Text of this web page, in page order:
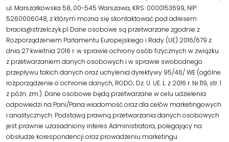
ul. Marszałkowska 58, 00-545 Warszawa, KRS: 0000153699, NIP:
5260006048, z którym można się skontaktować pod adresem
bracia@strzelczyk.pl Dane osobowe są przetwarzane zgodnie z
Rozporządzeniem Parlamentu Europejskiego i Rady (UE) 2016/679 z
dnia 27 kwietnia 2016 r. w sprawie ochrony osób fizycznych w związku
z przetwarzaniem danych osobowych i w sprawie swobodnego
przepływu takich danych oraz uchylenia dyrektywy 95/46/ WE (ogólne
rozporządzenie o ochronie danych, RODO; Dz. U. UE. L. z 2016 r. Nr 119, str. 1
z późn. zm.). Dane osobowe będą przetwarzane w celu udzielenia
odpowiedzi na Pani/Pana wiadomość oraz dla celów marketingowych
i analitycznych. Podstawą prawną przetwarzania danych osobowych
jest prawnie uzasadniony interes Administratora, polegający na
obsłudze korespondencji oraz prowadzeniu marketingu